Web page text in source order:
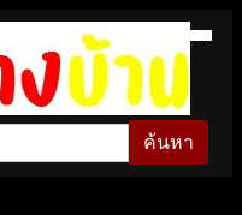
ค้นหา